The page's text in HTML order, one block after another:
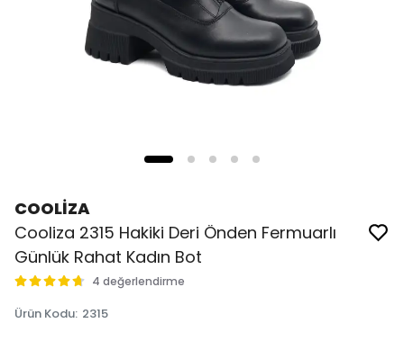
COOLİZA
Cooliza 2315 Hakiki Deri Önden Fermuarlı
Günlük Rahat Kadın Bot
4 değerlendirme
Ürün Kodu: 2315